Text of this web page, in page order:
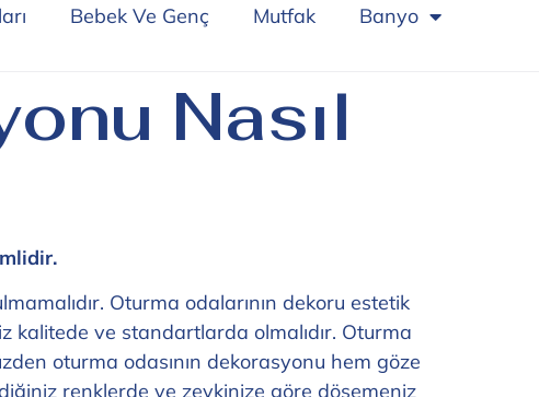
Bebek Ve Genç Mutfak Banyo
Nasıl
Oturma odalarının dekoru estetik
kalitede ve standartlarda olmalıdır. Oturma
oturma odasının dekorasyonu hem göze
renklerde ve zevkinize göre döşemeniz